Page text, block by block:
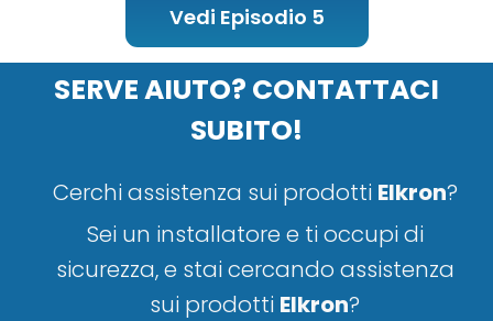
Vedi Episodio 5
SERVE AIUTO? CONTATTACI
SUBITO!
Cerchi assistenza sui prodotti Elkron?
Sei un installatore e ti occupi di
sicurezza, e stai cercando assistenza
sui prodotti Elkron?